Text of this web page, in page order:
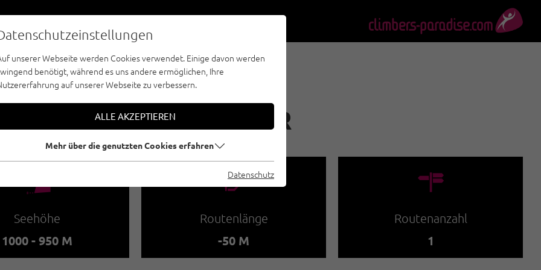
/ GRASLER
🞱
Seehöhe
1000 - 950 M
🔹
Routenlänge
-50 M
🍫
Routenanzahl
1
unserer Webseite werden Cookies verwendet. Einige davon werden
benötigt, während es uns andere ermöglichen, Ihre
auf unserer Webseite zu verbessern.
ALLE AKZEPTIEREN
Mehr über die genutzten Cookies erfahren
Datenschutz